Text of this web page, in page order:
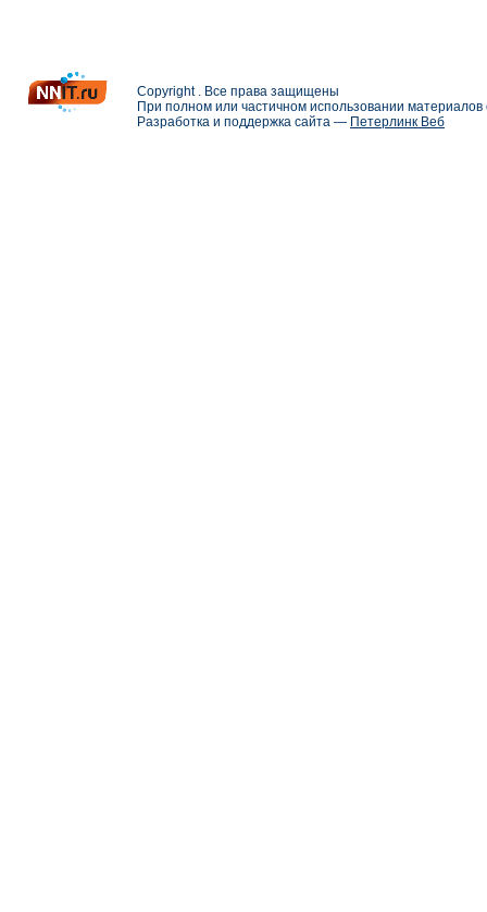
Copyright . Все права защищены
При полном или частичном использовании
Разработка и поддержка сайта — Петерлинк Веб